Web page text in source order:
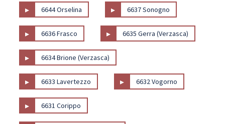
▸ 6644 Orselina ▸ 6637 Sonogno
▸ 6636 Frasco ▸ 6635 Gerra (Verzasca)
▸ 6634 Brione (Verzasca)
▸ 6633 Lavertezzo ▸ 6632 Vogorno
▸ 6631 Corippo